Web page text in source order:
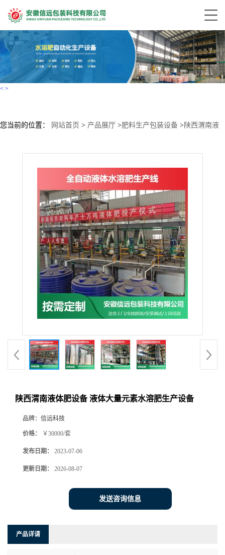
< >
您当前的位置： 网站首页 > 产品展厅 >肥料生产包装设备 >陕西渭南液
陕西渭南液体肥设备 液体大量元素水溶肥生产设备
品牌： 信远科技
价格： ￥30000/套
发布日期： 2023-07-06
更新日期： 2026-08-07
发送咨询信息
产品详请